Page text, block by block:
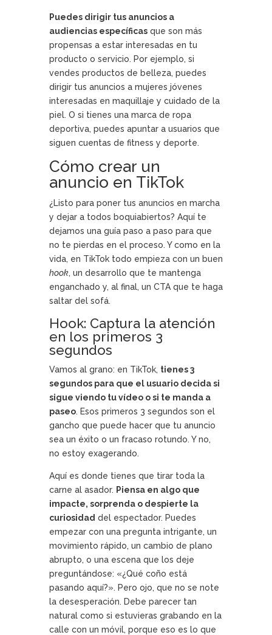
Puedes dirigir tus anuncios a
audiencias específicasque son más
propensas a estar interesadas en tu
producto o servicio. Por ejemplo, si
vendes productos de belleza, puedes
dirigir tus anuncios a mujeres jóvenes
interesadas en maquillaje y cuidado de la
piel. O si tienes una marca de ropa
deportiva, puedes apuntar a usuarios que
siguen cuentas de fitness y deporte.
Cómo crear un
anuncio en TikTok
¿Listo para poner tus anuncios en marcha
y dejar a todos boquiabiertos? Aquí te
dejamos una guía paso a paso para que
no te pierdas en el proceso. Y como en la
vida, en TikTok todo empieza con un buen
hook, un desarrollo que te mantenga
enganchado y, al final, un CTA que te haga
saltar del sofá.
Hook: Captura la atención
en los primeros 3
segundos
Vamos al grano: en TikTok, tienes 3
segundos para que el usuario decida si
sigue viendo tu vídeo o si te manda a
paseo. Esos primeros 3 segundos son el
gancho que puede hacer que tu anuncio
sea un éxito o un fracaso rotundo. Y no,
no estoy exagerando.
Aquí es donde tienes que tirar toda la
carne al asador. Piensa en algo que
impacte, sorprenda o despierte la
curiosidad del espectador. Puedes
empezar con una pregunta intrigante, un
movimiento rápido, un cambio de plano
abrupto, o una escena que los deje
preguntándose: «¿Qué coño está
pasando aquí?». Pero ojo, que no se note
la desesperación. Debe parecer tan
natural como si estuvieras grabando en la
calle con un móvil, porque eso es lo que